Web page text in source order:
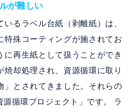
が難しい
るラベル台紙（剥離紙）は、
特殊コーティングが施されてお
に再生紙として扱うことができ
焼却処理され、資源循環に取り
」とされてきました。それらの
循環プロジェクト」です。 ラ